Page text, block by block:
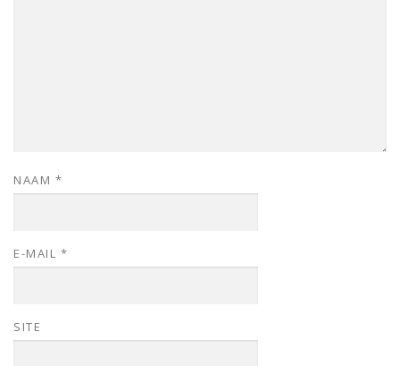
NAAM *
E-MAIL *
SITE